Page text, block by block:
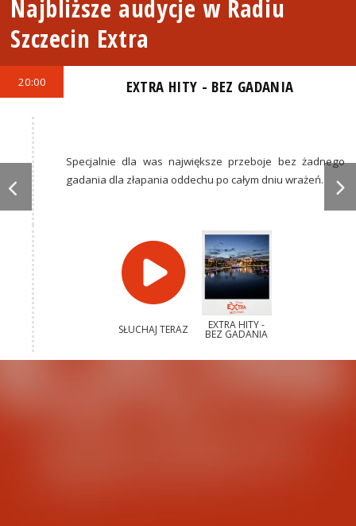
Najbliższe audycje w Radiu
Szczecin Extra
20:00 EXTRA HITY - BEZ GADANIA
Specjalnie dla was największe przeboje bez żadnego
gadania dla złapania oddechu po całym dniu wrażeń.
SŁUCHAJ TERAZ EXTRA HITY -
BEZ GADANIA